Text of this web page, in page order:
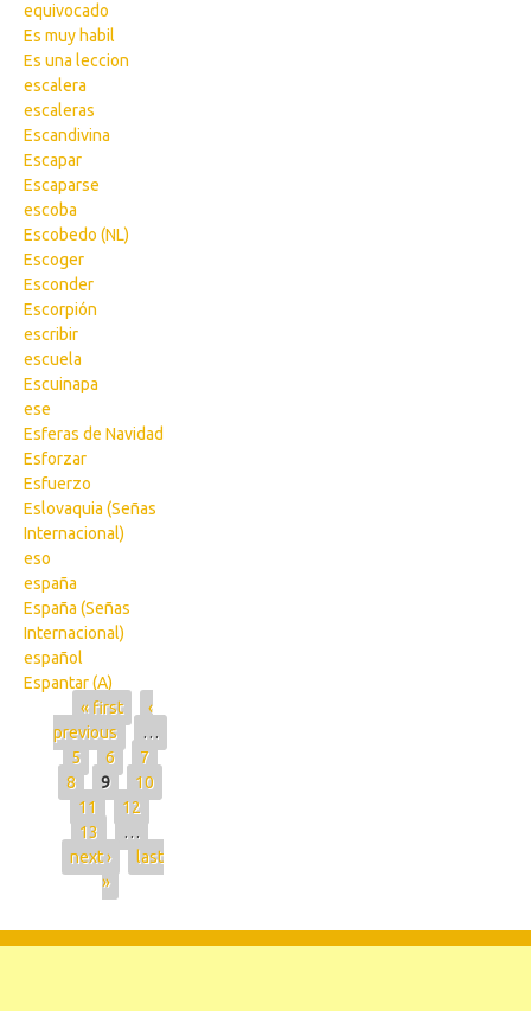
equivocado
Es muy habil
Es una leccion
escalera
escaleras
Escandivina
Escapar
Escaparse
escoba
Escobedo (NL)
Escoger
Esconder
Escorpión
escribir
escuela
Escuinapa
ese
Esferas de Navidad
Esforzar
Esfuerzo
Eslovaquia (Señas
Internacional)
eso
españa
España (Señas
Internacional)
español
Espantar (A)
Pages« first
‹
previous
…
5
6
7
8
9
10
11
12
13
…
next ›
last
»